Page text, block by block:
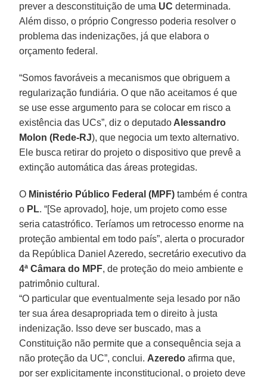
prever a desconstituição de uma UC determinada.
Além disso, o próprio Congresso poderia resolver o
problema das indenizações, já que elabora o
orçamento federal.
“Somos favoráveis a mecanismos que obriguem a
regularização fundiária. O que não aceitamos é que
se use esse argumento para se colocar em risco a
existência das UCs”, diz o deputado Alessandro
Molon (Rede-RJ), que negocia um texto alternativo.
Ele busca retirar do projeto o dispositivo que prevê a
extinção automática das áreas protegidas.
O Ministério Público Federal (MPF) também é contra
o PL. “[Se aprovado], hoje, um projeto como esse
seria catastrófico. Teríamos um retrocesso enorme na
proteção ambiental em todo país”, alerta o procurador
da República Daniel Azeredo, secretário executivo da
4ª Câmara do MPF, de proteção do meio ambiente e
patrimônio cultural.
“O particular que eventualmente seja lesado por não
ter sua área desapropriada tem o direito à justa
indenização. Isso deve ser buscado, mas a
Constituição não permite que a consequência seja a
não proteção da UC”, conclui. Azeredo afirma que,
por ser explicitamente inconstitucional, o projeto deve